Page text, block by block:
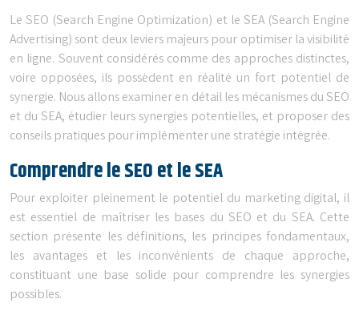
Le SEO (Search Engine Optimization) et le SEA (Search Engine
Advertising) sont deux leviers majeurs pour optimiser la visibilité
en ligne. Souvent considérés comme des approches distinctes,
voire opposées, ils possèdent en réalité un fort potentiel de
synergie. Nous allons examiner en détail les mécanismes du SEO
et du SEA, étudier leurs synergies potentielles, et proposer des
conseils pratiques pour implémenter une stratégie intégrée.
Comprendre le SEO et le SEA
Pour exploiter pleinement le potentiel du marketing digital, il
est essentiel de maîtriser les bases du SEO et du SEA. Cette
section présente les définitions, les principes fondamentaux,
les avantages et les inconvénients de chaque approche,
constituant une base solide pour comprendre les synergies
possibles.